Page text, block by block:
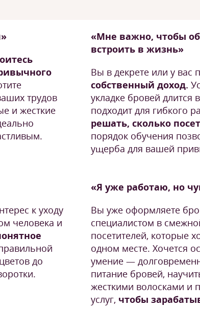
трудов
и жесткие
«Мне важно, чтобы
встроить в жизнь»
Вы в декрете или у вас
собственный доход.
укладке бровей длится
подходит для гибкого
решать, сколько
порядок обучения
ущерба для вашей
к уходу
человека и
до
«Я уже работаю, но
Вы уже оформляете
специалистом в
посетителей, которые
одном месте. Хочется
умение —
питание бровей,
жесткими волосками и
услуг, чтобы